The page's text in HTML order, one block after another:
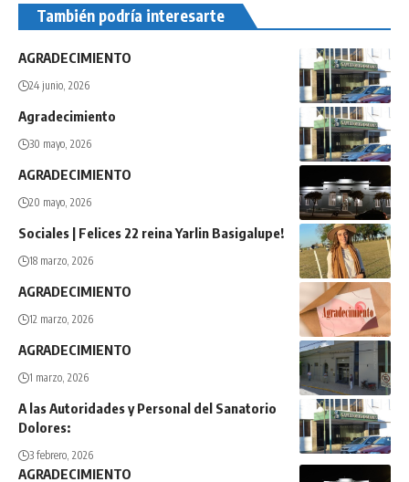
También podría interesarte
AGRADECIMIENTO
24 junio, 2026
Agradecimiento
30 mayo, 2026
AGRADECIMIENTO
20 mayo, 2026
Sociales | Felices 22 reina Yarlin Basigalupe!
18 marzo, 2026
AGRADECIMIENTO
12 marzo, 2026
AGRADECIMIENTO
1 marzo, 2026
A las Autoridades y Personal del Sanatorio
Dolores:
3 febrero, 2026
AGRADECIMIENTO